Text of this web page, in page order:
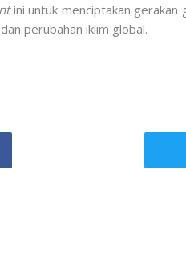
ini untuk menciptakan gerakan
perubahan iklim global.